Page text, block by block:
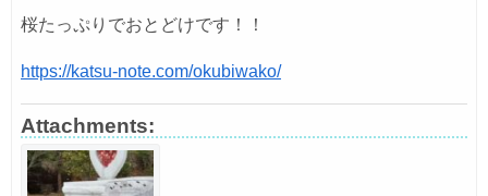
桜たっぷりでおとどけです！！
https://katsu-note.com/okubiwako/
Attachments: